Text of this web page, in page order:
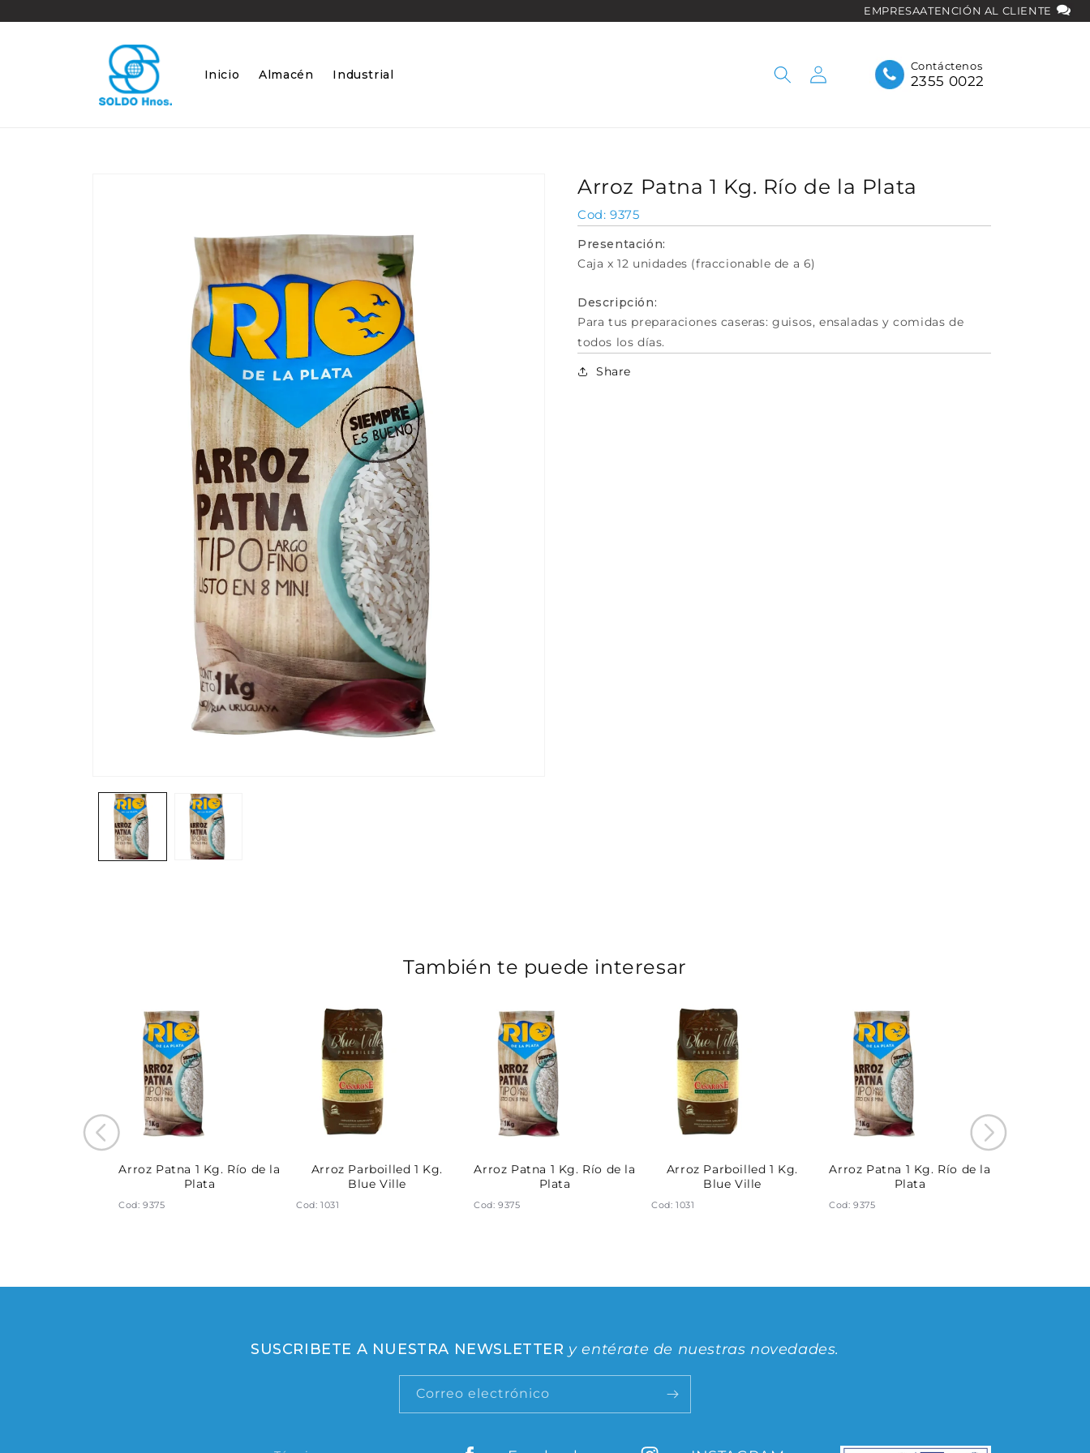
EMPRESAATENCIÓN AL CLIENTE
Inicio Almacén Industrial
Iniciar
sesión
Contáctenos
2355 0022
Arroz Patna 1 Kg. Río de la Plata
SKU:
9375
Presentación:
Caja x 12 unidades (fraccionable de a 6)
Descripción:
Para tus preparaciones caseras: guisos, ensaladas y comidas de
todos los días.
Share
También te puede interesar
Arroz Patna 1 Kg. Río de la
Plata
Cod: 9375
Arroz Parboilled 1 Kg.
Blue Ville
Cod: 1031
Arroz Patna 1 Kg. Río de la
Plata
Cod: 9375
Arroz Parboilled 1 Kg.
Blue Ville
Cod: 1031
Arroz Patna 1 Kg. Río de la
Plata
Cod: 9375
SUSCRIBETE A NUESTRA NEWSLETTER y entérate de nuestras novedades.
Correo electrónico